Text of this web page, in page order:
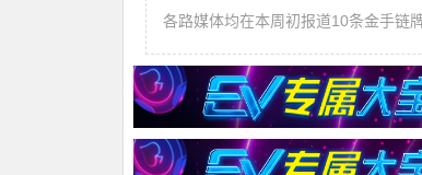
各路媒体均在本周初报道10条金手链